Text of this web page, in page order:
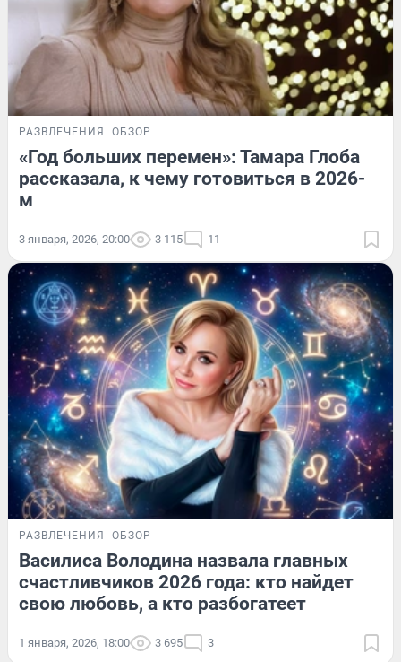
РАЗВЛЕЧЕНИЯ ОБЗОР
«Год больших перемен»: Тамара Глоба
рассказала, к чему готовиться в 2026-
м
3 января, 2026, 20:00 3 115 11
РАЗВЛЕЧЕНИЯ ОБЗОР
Василиса Володина назвала главных
счастливчиков 2026 года: кто найдет
свою любовь, а кто разбогатеет
1 января, 2026, 18:00 3 695 3